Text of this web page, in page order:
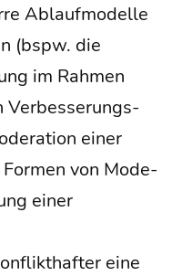
Ablauf­mo­del­le
(bspw. die
im Rah­men
Ver­bes­se­rungs­
einer
von Mode­
einer
eine